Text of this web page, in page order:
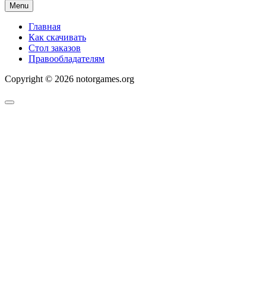
Menu
Главная
Как скачивать
Стол заказов
Правообладателям
Copyright © 2026 notorgames.org
Scroll